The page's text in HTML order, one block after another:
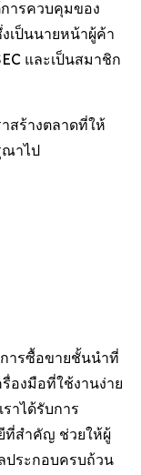
การควบคุมของ
เป็นนายหน้าผู้ค้า
และเป็นสมาชิก
สร้างตลาดที่ให้
าไป
ารซื้อขายชั้นนำที่
องมือที่ใช้งานง่าย
าได้รับการ
ที่สำคัญ ช่วยให้ผู้
ประกอบครบถ้วน